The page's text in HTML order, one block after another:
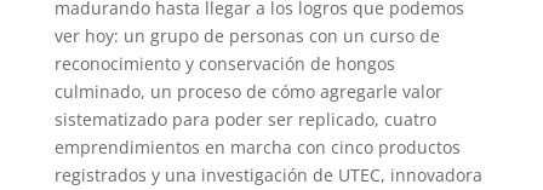
madurando hasta llegar a los logros que podemos
ver hoy: un grupo de personas con un curso de
reconocimiento y conservación de hongos
culminado, un proceso de cómo agregarle valor
sistematizado para poder ser replicado, cuatro
emprendimientos en marcha con cinco productos
registrados y una investigación de UTEC, innovadora